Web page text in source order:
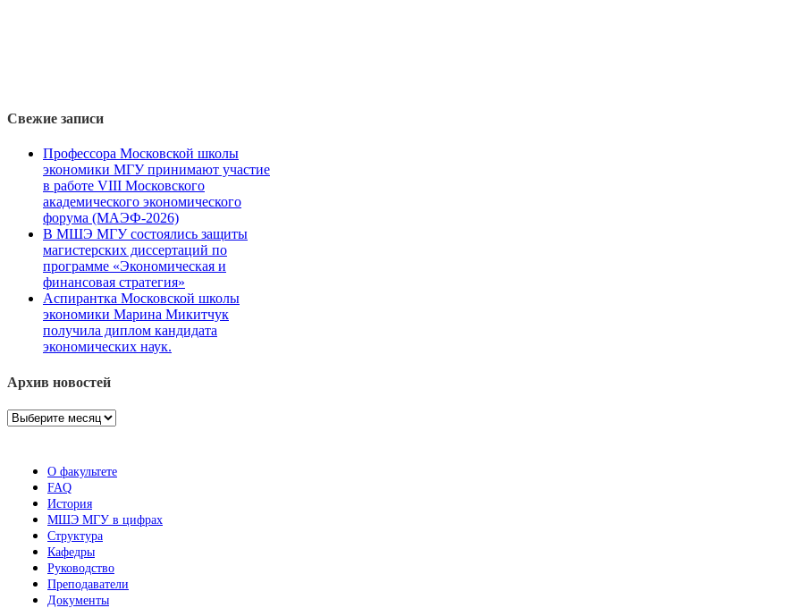
Свежие записи
Профессора Московской школы
экономики МГУ принимают участие
в работе VIII Московского
академического экономического
форума (МАЭФ-2026)
В МШЭ МГУ состоялись защиты
магистерских диссертаций по
программе «Экономическая и
финансовая стратегия»
Аспирантка Московской школы
экономики Марина Микитчук
получила диплом кандидата
экономических наук.
Архив новостей
Архив
О факультете
FAQ
История
МШЭ МГУ в цифрах
Структура
Кафедры
Руководство
Преподаватели
Документы